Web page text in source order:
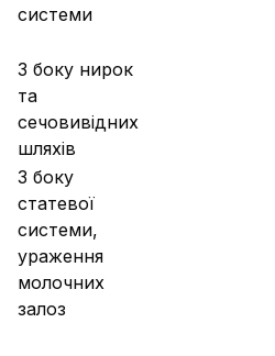
системи
З боку нирок
та
сечовивідних
шляхів
З боку
статевої
системи,
ураження
молочних
залоз